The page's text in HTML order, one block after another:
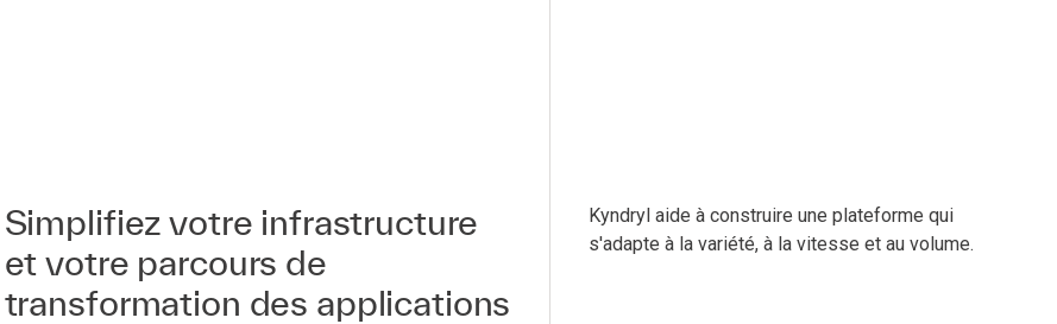
Simplifiez votre infrastructure
et votre parcours de
transformation des applications
Kyndryl aide à construire une plateforme qui
s'adapte à la variété, à la vitesse et au volume.